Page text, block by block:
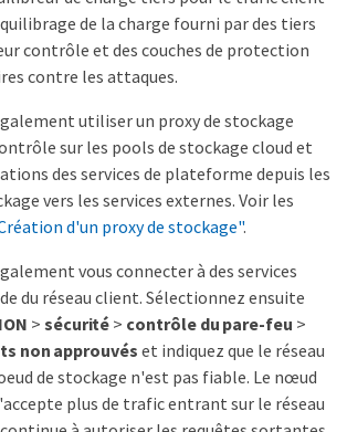
de la charge fourni par des tiers
contrôle et des couches de protection
contre les attaques.
utiliser un proxy de stockage
sur les pools de stockage cloud et
des services de plateforme depuis les
vers les services externes. Voir les
d'un proxy de stockage".
vous connecter à des services
du réseau client. Sélectionnez ensuite
> sécurité > contrôle du pare-feu >
non approuvéset indiquez que le réseau
de stockage n'est pas fiable. Le nœud
plus de trafic entrant sur le réseau